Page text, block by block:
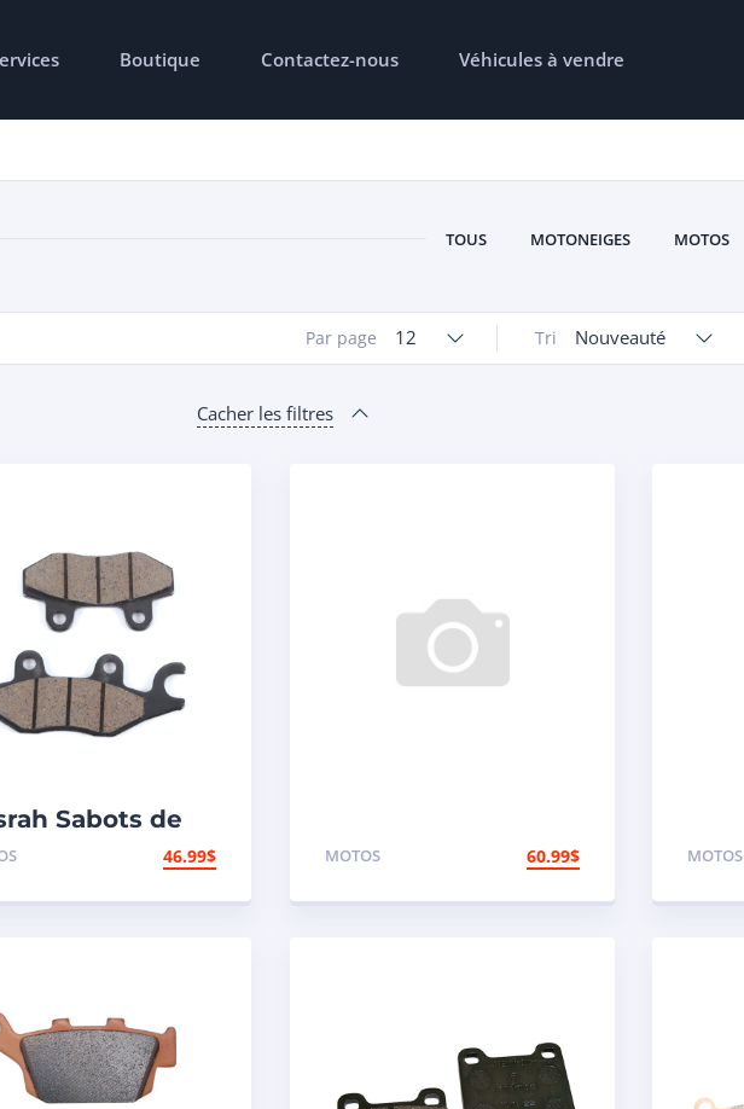
Boutique Contactez-nous Véhicules à vendre
TOUS MOTONEIGES MOTOS
Tri Nouveauté
Par page 12
Cacher les filtres
Sabots de
Fait de Kevlar,
organique
Arrière
46.99$ MOTOS 60.99$ MOTOS